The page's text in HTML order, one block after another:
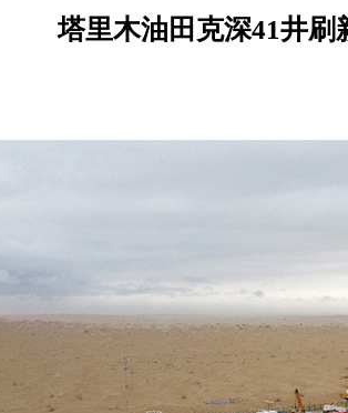
塔里木油田克深41井刷